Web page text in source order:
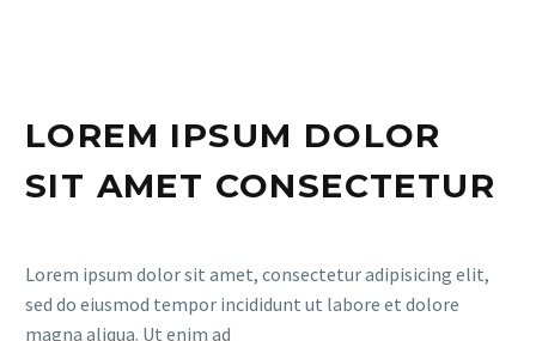
LOREM IPSUM DOLOR
SIT AMET CONSECTETUR
Lorem ipsum dolor sit amet, consectetur adipisicing elit,
sed do eiusmod tempor incididunt ut labore et dolore
magna aliqua. Ut enim ad